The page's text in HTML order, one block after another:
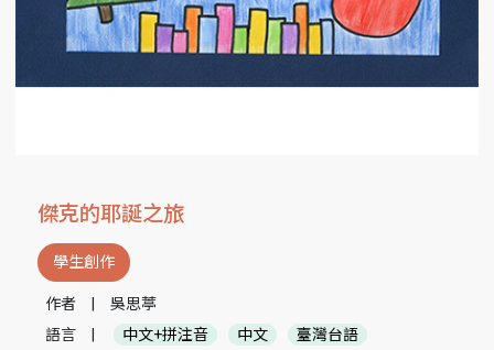
傑克的耶誕之旅
學生創作
作者
吳思葶
語言
中文+拼注音 中文
臺灣台語